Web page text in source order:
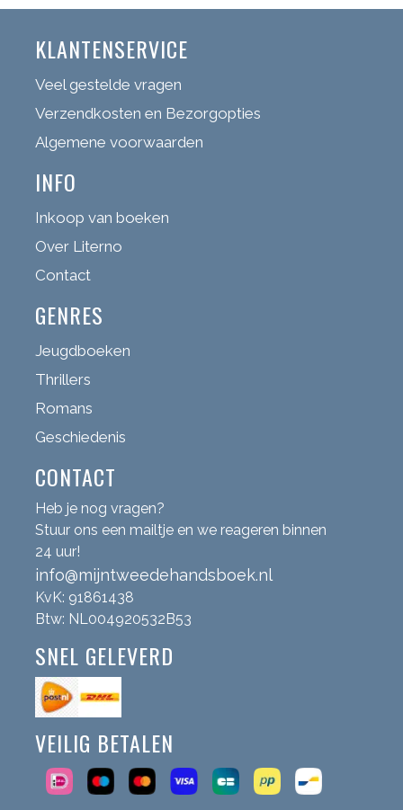
KLANTENSERVICE
Veel gestelde vragen
Verzendkosten en Bezorgopties
Algemene voorwaarden
INFO
Inkoop van boeken
Over Literno
Contact
GENRES
Jeugdboeken
Thrillers
Romans
Geschiedenis
CONTACT
Heb je nog vragen?
Stuur ons een mailtje en we reageren binnen
24 uur!
info@mijntweedehandsboek.nl
KvK: 91861438
Btw: NL004920532B53
SNEL GELEVERD
VEILIG BETALEN